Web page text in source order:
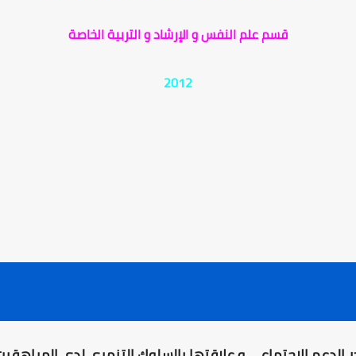
قسم علم النفس و الإرشاد و التربية الخاصة
2012